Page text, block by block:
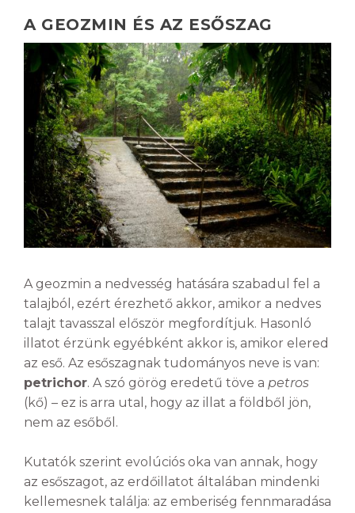
A GEOZMIN ÉS AZ ESŐSZAG
A geozmin a nedvesség hatására szabadul fel a
talajból, ezért érezhető akkor, amikor a nedves
talajt tavasszal először megfordítjuk. Hasonló
illatot érzünk egyébként akkor is, amikor elered
az eső. Az esőszagnak tudományos neve is van:
petrichor. A szó görög eredetű töve a petros
(kő) – ez is arra utal, hogy az illat a földből jön,
nem az esőből.
Kutatók szerint evolúciós oka van annak, hogy
az esőszagot, az erdőillatot általában mindenki
kellemesnek találja: az emberiség fennmaradása